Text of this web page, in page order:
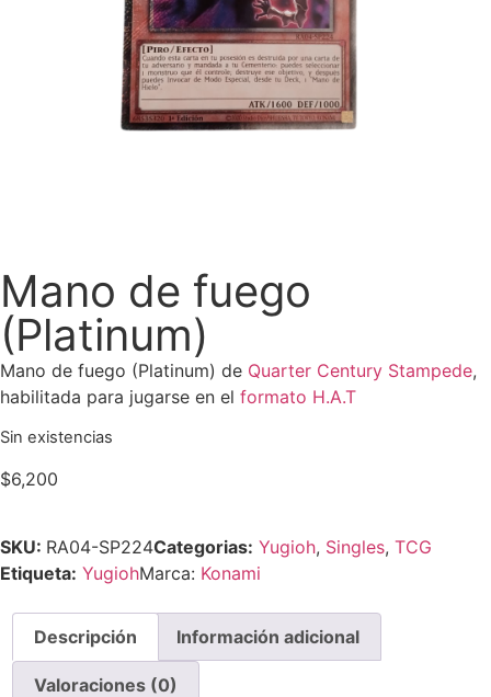
Mano de fuego
(Platinum)
Mano de fuego (Platinum) de Quarter Century Stampede,
habilitada para jugarse en el formato H.A.T
Sin existencias
$6,200
SKU: RA04-SP224Categorias: Yugioh, Singles, TCG
Etiqueta: YugiohMarca: Konami
Descripción Información adicional
Valoraciones (0)